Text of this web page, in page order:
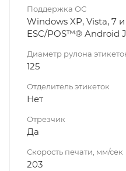
Поддержка ОС
Windows XP, Vista, 7
ESC/POS™® Android
Диаметр рулона
125
Отделитель этикеток
Нет
Отрезчик
Да
Скорость печати, мм/сек
203